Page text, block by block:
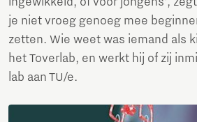
je niet vroeg genoeg mee
zetten. Wie weet was iemand als
het Toverlab, en werkt hij of zij
lab aan TU/e.